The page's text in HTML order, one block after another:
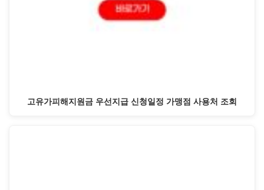
고유가피해지원금 우선지급 신청일정 가맹점 사용처 조회